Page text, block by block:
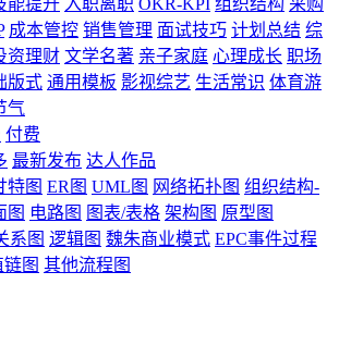
能提升 入职离职 OKR-KPI 组织结构 采购
成本管控 销售管理 面试技巧 计划总结 综
资理财 文学名著 亲子家庭 心理成长 职场
版式 通用模板 影视综艺 生活常识 体育游
气
付费
最新发布 达人作品
特图 ER图 UML图 网络拓扑图 组织结构-
图 电路图 图表/表格 架构图 原型图
系图 逻辑图 魏朱商业模式 EPC事件过程
图 其他流程图